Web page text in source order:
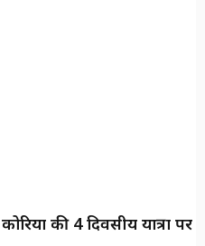
की 4 दिवसीय यात्रा पर